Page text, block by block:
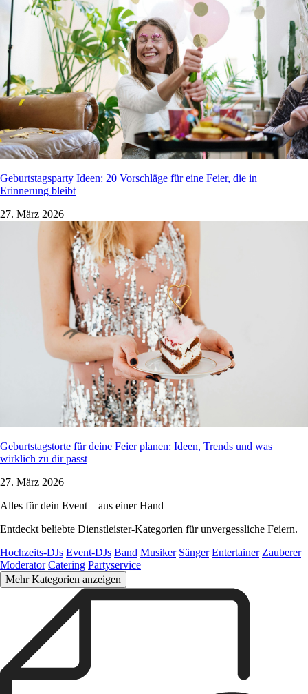
Geburtstagsparty Ideen: 20 Vorschläge für eine Feier, die in
Erinnerung bleibt
27. März 2026
Geburtstagstorte für deine Feier planen: Ideen, Trends und was
wirklich zu dir passt
27. März 2026
Alles für dein Event – aus einer Hand
Entdeckt beliebte Dienstleister-Kategorien für unvergessliche Feiern.
Hochzeits-DJs Event-DJs Band Musiker Sänger Entertainer Zauberer
Moderator Catering Partyservice
Mehr Kategorien anzeigen